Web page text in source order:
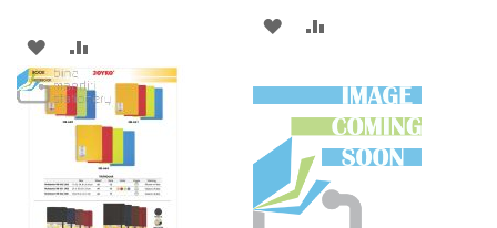
ADD
TO
WISH
LIST
TO
COMPARE
ADD
WISH
LIST
COMPARE